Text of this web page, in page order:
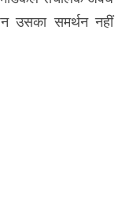
उसका समर्थन नहीं